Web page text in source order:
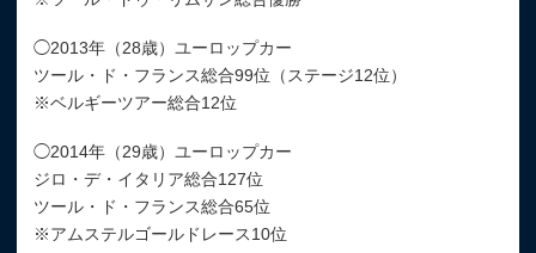
◯2013年（28歳）ユーロップカー
ツール・ド・フランス総合99位（ステージ12位）
※ベルギーツアー総合12位
◯2014年（29歳）ユーロップカー
ジロ・デ・イタリア総合127位
ツール・ド・フランス総合65位
※アムステルゴールドレース10位